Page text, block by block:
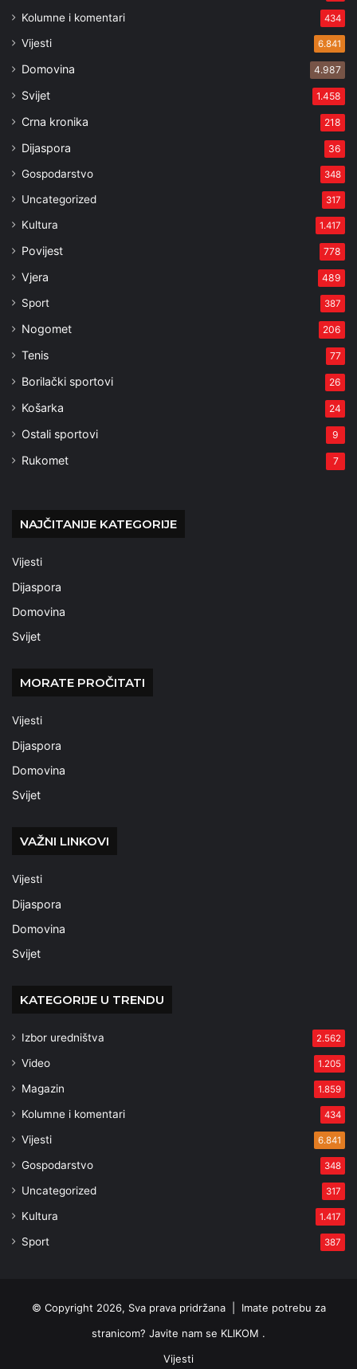
Kolumne i komentari 434
Vijesti 6.841
Domovina 4.987
Svijet 1.458
Crna kronika 218
Dijaspora 36
Gospodarstvo 348
Uncategorized 317
Kultura 1.417
Povijest 778
Vjera 489
Sport 387
Nogomet 206
Tenis 77
Borilački sportovi 26
Košarka 24
Ostali sportovi 9
Rukomet 7
NAJČITANIJE KATEGORIJE
Vijesti
Dijaspora
Domovina
Svijet
MORATE PROČITATI
Vijesti
Dijaspora
Domovina
Svijet
VAŽNI LINKOVI
Vijesti
Dijaspora
Domovina
Svijet
KATEGORIJE U TRENDU
Izbor uredništva 2.562
Video 1.205
Magazin 1.859
Kolumne i komentari 434
Vijesti 6.841
Gospodarstvo 348
Uncategorized 317
Kultura 1.417
Sport 387
© Copyright 2026, Sva prava pridržana | Imate potrebu za
stranicom? Javite nam se KLIKOM .
Vijesti